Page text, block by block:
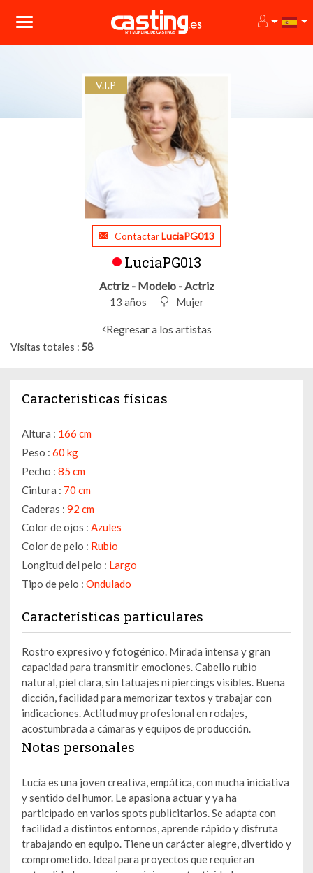
V.I.P
ContactarLuciaPG013
LuciaPG013
Actriz - Modelo - Actriz
13 años Mujer
Regresar a los artistas
Visitas totales 58
Caracteristicas físicas
Altura : 166 cm
Peso : 60 kg
Pecho : 85 cm
Cintura : 70 cm
Caderas : 92 cm
Color de ojos : Azules
Color de pelo : Rubio
Longitud del pelo : Largo
Tipo de pelo : Ondulado
Características particulares
Rostro expresivo y fotogénico. Mirada intensa y gran
capacidad para transmitir emociones. Cabello rubio
natural, piel clara, sin tatuajes ni piercings visibles. Buena
dicción, facilidad para memorizar textos y trabajar con
indicaciones. Actitud muy profesional en rodajes,
acostumbrada a cámaras y equipos de producción.
Notas personales
Lucía es una joven creativa, empática, con mucha iniciativa
y sentido del humor. Le apasiona actuar y ya ha
participado en varios spots publicitarios. Se adapta con
facilidad a distintos entornos, aprende rápido y disfruta
trabajando en equipo. Tiene un carácter alegre, divertido y
comprometido. Ideal para proyectos que requieran